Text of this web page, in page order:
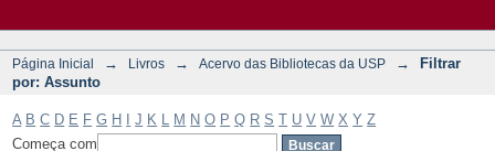
Página Inicial → Livros → Acervo das Bibliotecas da USP →
Filtrar
por: Assunto
A B C D E F G H J K M N O P Q R S T U V W X Y Z
Começa com